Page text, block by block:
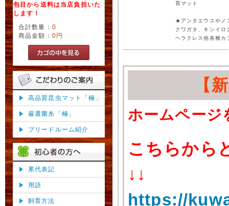
包目から送料は当店負担いた
します！
合計数量： 0
商品金額： 0円
高品質昆虫マット「極」
厳選菌糸「極」
ブリードルーム紹介
累代表記
用語
飼育方法
育マット
★アンタエウスやノ
クワガタ、キンイロ
ヘラクレス他各種カ
【
ホームページ
こちらから
↓↓
https://